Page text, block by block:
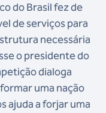
do Brasil fez de
de serviços para
necessária
o presidente do
dialoga
uma nação
ajuda a forjar uma